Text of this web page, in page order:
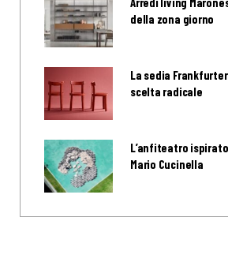
della zona giorno
La sedia
scelta radicale
L’anfiteatro
Mario Cucinella